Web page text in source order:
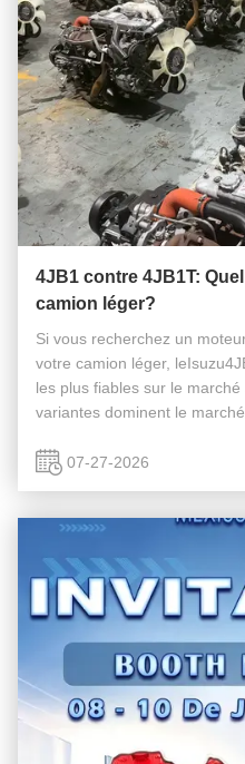
4JB1 contre 4JB1T:
camion léger?
Si vous recherchez un
votre camion léger,
les plus fiables sur le
variantes dominent le
partagent la même ...
07-27-2026